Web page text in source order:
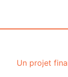
Un projet